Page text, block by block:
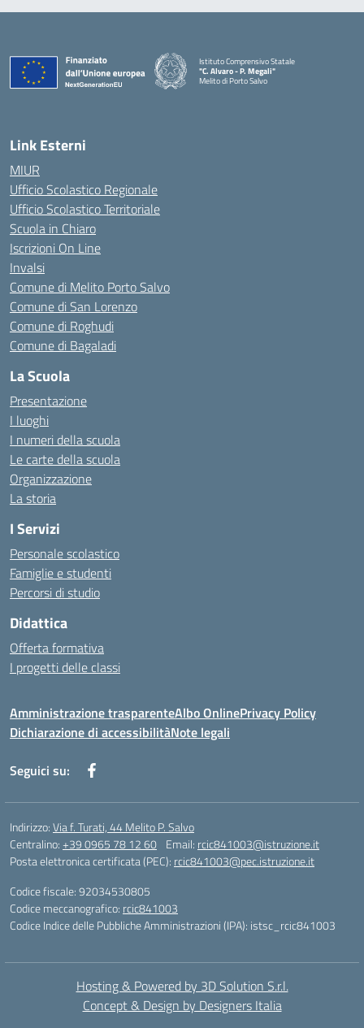
Istituto Comprensivo Statale
"C. Alvaro - P. Megali"
Melito di Porto Salvo
Link Esterni
MIUR
Ufficio Scolastico Regionale
Ufficio Scolastico Territoriale
Scuola in Chiaro
Iscrizioni On Line
Invalsi
Comune di Melito Porto Salvo
Comune di San Lorenzo
Comune di Roghudi
Comune di Bagaladi
La Scuola
Presentazione
I luoghi
I numeri della scuola
Le carte della scuola
Organizzazione
La storia
I Servizi
Personale scolastico
Famiglie e studenti
Percorsi di studio
Didattica
Offerta formativa
I progetti delle classi
Amministrazione trasparenteAlbo OnlinePrivacy Policy
Dichiarazione di accessibilitàNote legali
Seguici su:
Indirizzo:Via f. Turati, 44 Melito P. Salvo
Centralino:+39 0965 78 12 60 Email: rcic841003@istruzione.it
Posta elettronica certificata (PEC): rcic841003@pec.istruzione.it
Codice fiscale: 92034530805
Codice meccanografico: rcic841003
Codice Indice delle Pubbliche Amministrazioni (IPA): istsc_rcic841003
Hosting & Powered by 3D Solution S.r.l.
Concept & Design by Designers Italia